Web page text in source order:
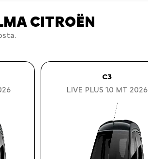
CITROËN
C3
LIVE PLUS 1.0 MT 2026